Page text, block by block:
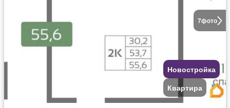
7фото
Новостройка
Квартира